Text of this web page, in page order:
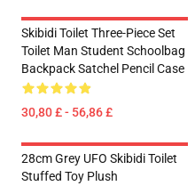
Skibidi Toilet Three-Piece Set
Toilet Man Student Schoolbag
Backpack Satchel Pencil Case
30,80 £ - 56,86 £
28cm Grey UFO Skibidi Toilet
Stuffed Toy Plush